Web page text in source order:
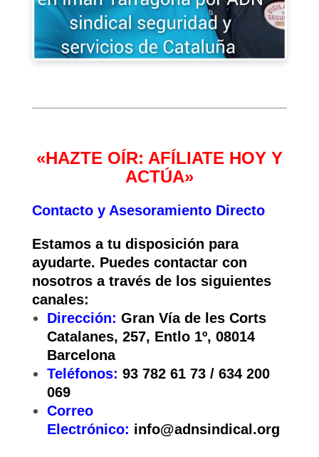
«HAZTE OÍR: AFÍLIATE HOY Y
ACTÚA»
Contacto y Asesoramiento Directo
Estamos a tu disposición para
ayudarte. Puedes contactar con
nosotros a través de los siguientes
canales:
Dirección: Gran Vía de les Corts
Catalanes, 257, Entlo 1º, 08014
Barcelona
Teléfonos: 93 782 61 73 / 634 200
069
Correo
Electrónico: info@adnsindical.org